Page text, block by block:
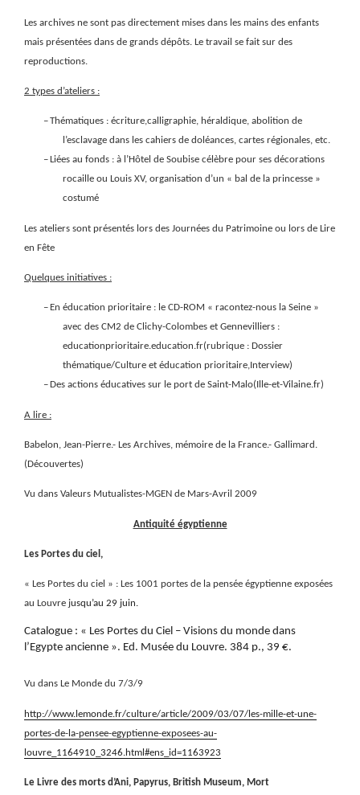
Les archives ne sont pas directement mises dans les mains des enfants
mais présentées dans de grands dépôts. Le travail se fait sur des
reproductions.
2 types d’ateliers :
–Thématiques : écriture,calligraphie, héraldique, abolition de
l’esclavage dans les cahiers de doléances, cartes régionales, etc.
– Liées au fonds : à l’Hôtel de Soubise célèbre pour ses décorations
rocaille ou Louis XV, organisation d’un « bal de la princesse »
costumé
Les ateliers sont présentés lors des Journées du Patrimoine ou lors de Lire
en Fête
Quelques initiatives :
– En éducation prioritaire : le CD-ROM « racontez-nous la Seine »
avec des CM2 de Clichy-Colombes et Gennevilliers :
educationprioritaire.education.fr(rubrique : Dossier
thématique/Culture et éducation prioritaire,Interview)
– Des actions éducatives sur le port de Saint-Malo(Ille-et-Vilaine.fr)
A lire :
Babelon, Jean-Pierre.- Les Archives, mémoire de la France.- Gallimard.
(Découvertes)
Vu dans Valeurs Mutualistes-MGEN de Mars-Avril 2009
Antiquité égyptienne
Les Portes du ciel,
« Les Portes du ciel » : Les 1001 portes de la pensée égyptienne exposées
au Louvre jusqu’au 29 juin.
Catalogue : « Les Portes du Ciel – Visions du monde dans
l’Egypte ancienne ». Ed. Musée du Louvre. 384 p., 39 €.
Vu dans Le Monde du 7/3/9
http://www.lemonde.fr/culture/article/2009/03/07/les-mille-et-une-
portes-de-la-pensee-egyptienne-exposees-au-
louvre_1164910_3246.html#ens_id=1163923
Le Livre des morts d’Ani, Papyrus, British Museum, Mort